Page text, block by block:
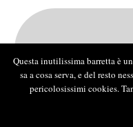
parole povere: che
Questa inutilissima barretta è
sa a cosa serva, e del resto
pericolosissimi cookies.